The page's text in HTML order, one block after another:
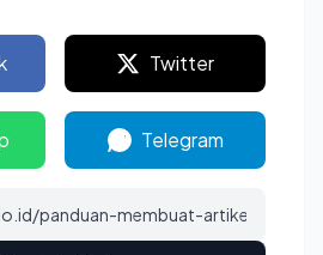
Twitter
Telegram